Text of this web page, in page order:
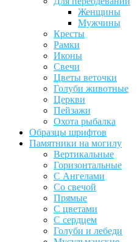
Женщины
Мужчины
Кресты
Рамки
Иконы
Свечи
Цветы веточки
Голуби животные
Церкви
Пейзажи
Охота рыбалка
Образцы шрифтов
Памятники на могилу
Вертикальные
Горизонтальные
С Ангелами
Со свечой
Прямые
С цветами
С сердцем
Голуби и лебеди